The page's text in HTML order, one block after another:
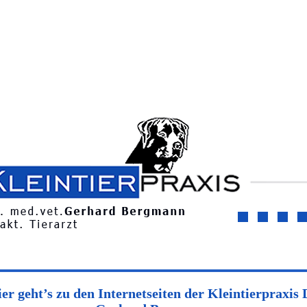
geht’s zu den Internetseiten der Kleintierpraxis